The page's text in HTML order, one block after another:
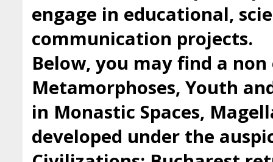
engage in educational,
communication projects.
Below, you may find a
Metamorphoses, Youth
in Monastic Spaces,
developed under the